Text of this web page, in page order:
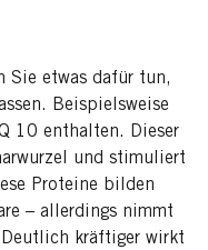
Sie etwas dafür tun,
Beispielsweise
10 enthalten. Dieser
und stimuliert
Proteine bilden
– allerdings nimmt
kräftiger wirkt